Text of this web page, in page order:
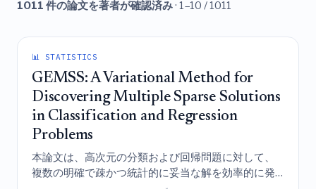
1011 件の論文を著者が確認済み· 1–10 / 1011
📊 STATISTICS
GEMSS: A Variational Method for
Discovering Multiple Sparse Solutions
in Classification and Regression
Problems
本論文は、高次元の分類および回帰問題に対して、
複数の明確で疎かつ統計的に妥当な解を効率的に発